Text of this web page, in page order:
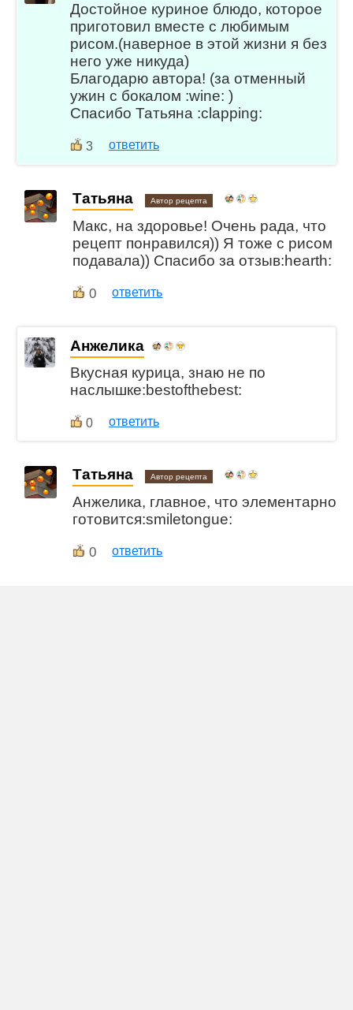
Достойное куриное блюдо, которое
приготовил вместе с любимым
рисом.(наверное в этой жизни я без
него уже никуда)
Благодарю автора! (за отменный
ужин с бокалом :wine: )
Спасибо Татьяна :clapping:
3 ответить
Татьяна Автор рецепта
Макс, на здоровье! Очень рада, что
рецепт понравился)) Я тоже с рисом
подавала)) Спасибо за отзыв:hearth:
0 ответить
Анжелика
Вкусная курица, знаю не по
наслышке:bestofthebest:
0 ответить
Татьяна Автор рецепта
Анжелика, главное, что элементарно
готовится:smiletongue:
0 ответить